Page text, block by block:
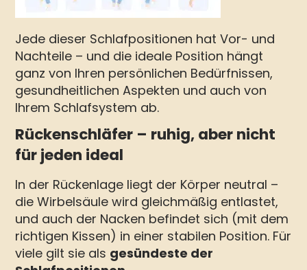
Jede dieser Schlafpositionen hat Vor- und
Nachteile – und die ideale Position hängt
ganz von Ihren persönlichen Bedürfnissen,
gesundheitlichen Aspekten und auch von
Ihrem Schlafsystem ab.
Rückenschläfer – ruhig, aber nicht
für jeden ideal
In der Rückenlage liegt der Körper neutral –
die Wirbelsäule wird gleichmäßig entlastet,
und auch der Nacken befindet sich (mit dem
richtigen Kissen) in einer stabilen Position. Für
viele gilt sie als gesündeste der